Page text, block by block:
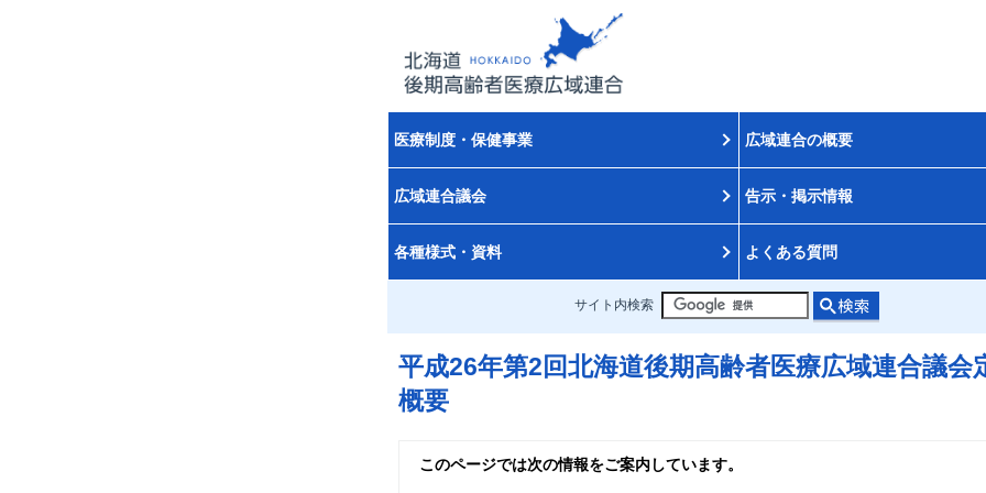
医療制度・保健事業 広域連合の概要
広域連合議会 告示・掲示情報
各種様式・資料 よくある質問
サイト内検索
平成26年第2回北海道後期高齢者医療広域連合議会
概要
このページでは次の情報をご案内しています。